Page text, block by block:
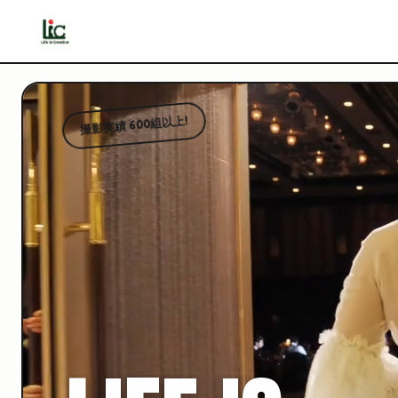
撮影実績 600組以上!